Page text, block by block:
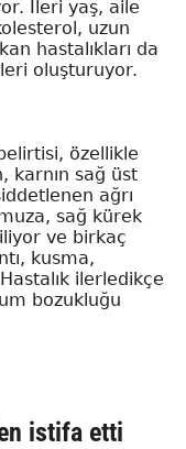
İleri yaş, aile
uzun
hastalıkları da
oluşturuyor.
özellikle
karnın sağ üst
ağrı
sağ kürek
ve birkaç
kusma,
ilerledikçe
bozukluğu
istifa etti